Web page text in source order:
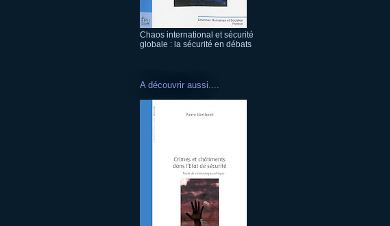
Chaos international et sécurité
globale : la sécurité en débats
A découvrir aussi....